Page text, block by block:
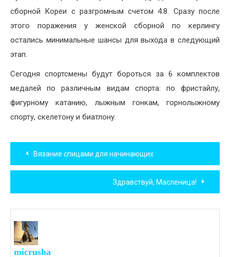
сборной Кореи с разгромным счетом 4:8. Сразу после
этого поражения у женской сборной по керлингу
остались минимальные шансы для выхода в следующий
этап.
Сегодня спортсмены будут бороться за 6 комплектов
медалей по различным видам спорта: по фристайлу,
фигурному катанию, лыжным гонкам, горнолыжному
спорту, скелетону и биатлону.
Навигация
по
записям
Вязание спицами для начинающих
Здравствуй, Масленица!
micrusha